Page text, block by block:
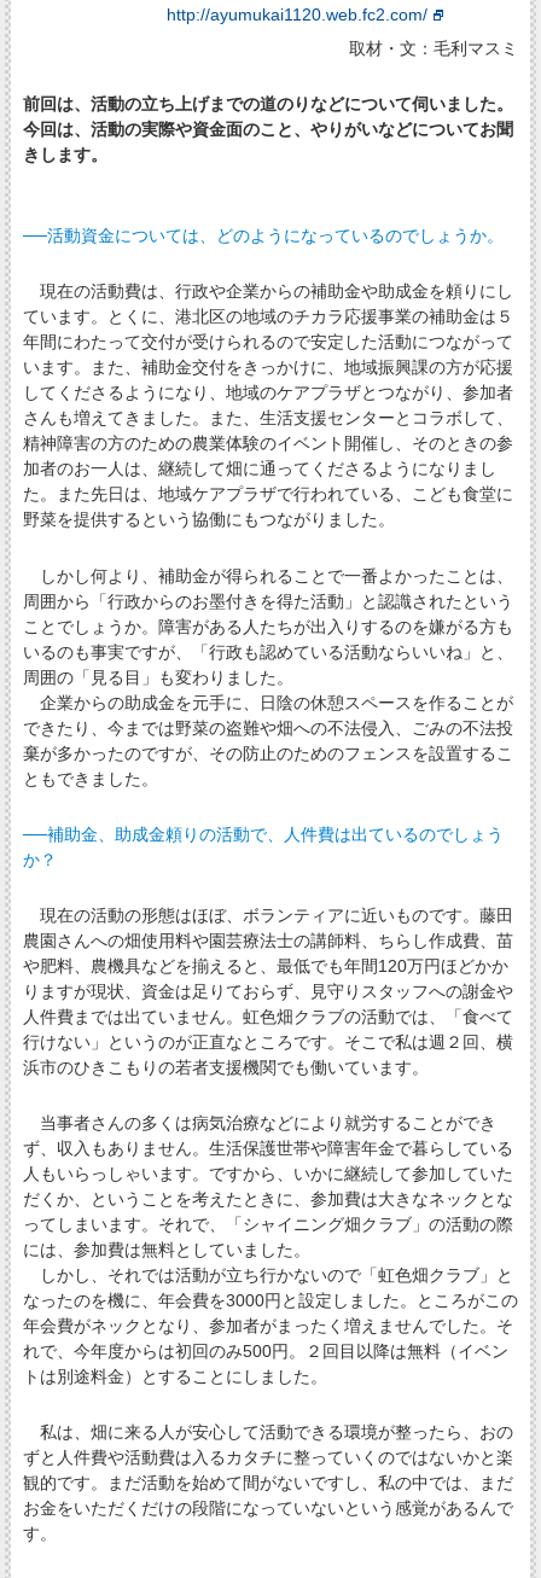
http://ayumukai1120.web.fc2.com/
取材・文：毛利マスミ
前回は、活動の立ち上げまでの道のりなどについて伺いました。
今回は、活動の実際や資金面のこと、やりがいなどについてお聞
きします。
──活動資金については、どのようになっているのでしょうか。
現在の活動費は、行政や企業からの補助金や助成金を頼りにし
ています。とくに、港北区の地域のチカラ応援事業の補助金は５
年間にわたって交付が受けられるので安定した活動につながって
います。また、補助金交付をきっかけに、地域振興課の方が応援
してくださるようになり、地域のケアプラザとつながり、参加者
さんも増えてきました。また、生活支援センターとコラボして、
精神障害の方のための農業体験のイベント開催し、そのときの参
加者のお一人は、継続して畑に通ってくださるようになりまし
た。また先日は、地域ケアプラザで行われている、こども食堂に
野菜を提供するという協働にもつながりました。
しかし何より、補助金が得られることで一番よかったことは、
周囲から「行政からのお墨付きを得た活動」と認識されたという
ことでしょうか。障害がある人たちが出入りするのを嫌がる方も
いるのも事実ですが、「行政も認めている活動ならいいね」と、
周囲の「見る目」も変わりました。
企業からの助成金を元手に、日陰の休憩スペースを作ることが
できたり、今までは野菜の盗難や畑への不法侵入、ごみの不法投
棄が多かったのですが、その防止のためのフェンスを設置するこ
ともできました。
──補助金、助成金頼りの活動で、人件費は出ているのでしょう
か？
現在の活動の形態はほぼ、ボランティアに近いものです。藤田
農園さんへの畑使用料や園芸療法士の講師料、ちらし作成費、苗
や肥料、農機具などを揃えると、最低でも年間120万円ほどかか
りますが現状、資金は足りておらず、見守りスタッフへの謝金や
人件費までは出ていません。虹色畑クラブの活動では、「食べて
行けない」というのが正直なところです。そこで私は週２回、横
浜市のひきこもりの若者支援機関でも働いています。
当事者さんの多くは病気治療などにより就労することができ
ず、収入もありません。生活保護世帯や障害年金で暮らしている
人もいらっしゃいます。ですから、いかに継続して参加していた
だくか、ということを考えたときに、参加費は大きなネックとな
ってしまいます。それで、「シャイニング畑クラブ」の活動の際
には、参加費は無料としていました。
しかし、それでは活動が立ち行かないので「虹色畑クラブ」と
なったのを機に、年会費を3000円と設定しました。ところがこの
年会費がネックとなり、参加者がまったく増えませんでした。そ
れで、今年度からは初回のみ500円。２回目以降は無料（イベン
トは別途料金）とすることにしました。
私は、畑に来る人が安心して活動できる環境が整ったら、おの
ずと人件費や活動費は入るカタチに整っていくのではないかと楽
観的です。まだ活動を始めて間がないですし、私の中では、まだ
お金をいただくだけの段階になっていないという感覚があるんで
す。